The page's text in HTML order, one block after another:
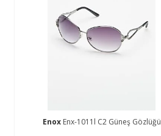
Enox Enx-1011l C2 Güneş Gözlüğü